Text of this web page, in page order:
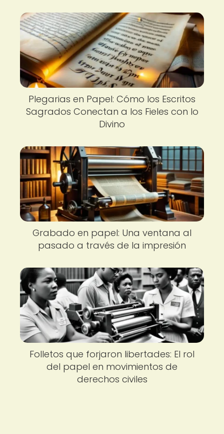
Plegarias en Papel: Cómo los Escritos
Sagrados Conectan a los Fieles con lo
Divino
Grabado en papel: Una ventana al
pasado a través de la impresión
Folletos que forjaron libertades: El rol
del papel en movimientos de
derechos civiles